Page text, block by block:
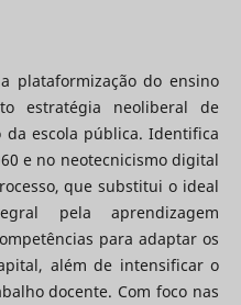
plataformização do ensino
estratégia neoliberal de
da escola pública. Identifica
e no neotecnicismo digital
que substitui o ideal
pela aprendizagem
para adaptar os
além de intensificar o
docente. Com foco nas